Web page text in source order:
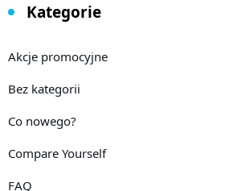
Kategorie
Akcje promocyjne
Bez kategorii
Co nowego?
Compare Yourself
FAQ